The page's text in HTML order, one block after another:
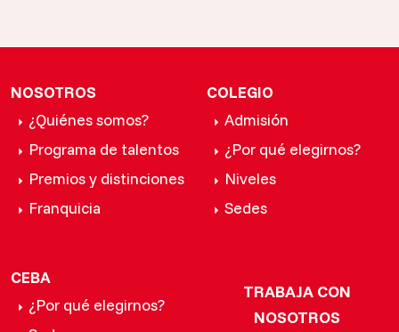
NOSOTROS
¿Quiénes somos?
Programa de talentos
Premios y distinciones
Franquicia
COLEGIO
Admisión
¿Por qué elegirnos?
Niveles
Sedes
CEBA
¿Por qué elegirnos?
TRABAJA CON
NOSOTROS